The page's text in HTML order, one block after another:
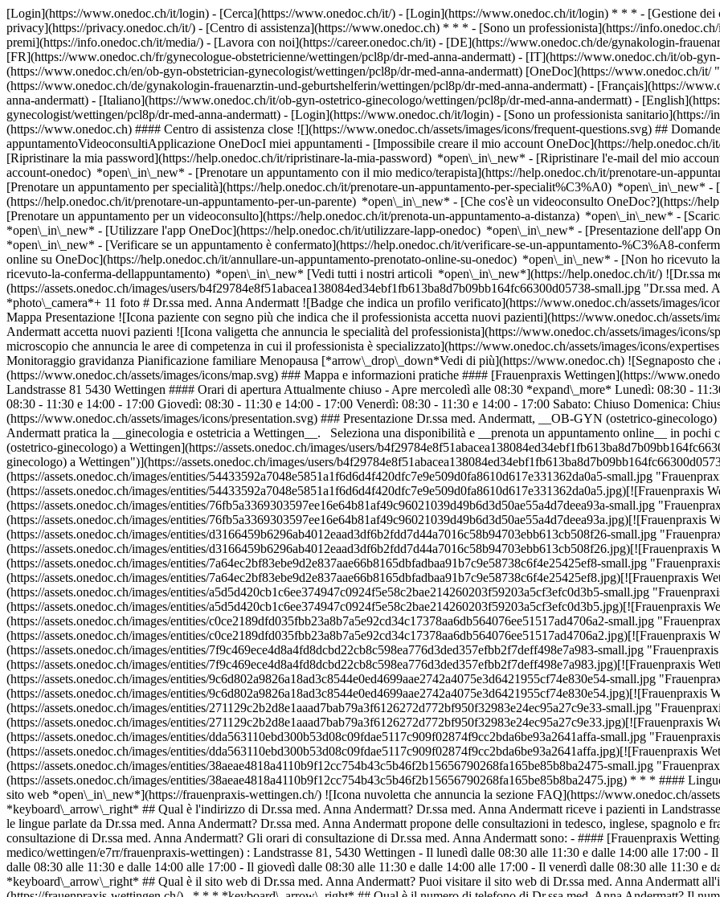
[Login](https://www.onedoc.ch/it/login) - [Cerca](https://www.onedoc.ch/it/) - [Login](https://www.onedoc.ch/it/login) * * * - [Gestione dei
privacy](https://privacy.onedoc.ch/it/) - [Centro di assistenza](https://www.onedoc.ch) * * * - [Sono un professionista](https://
premi](https://info.onedoc.ch/it/media/) - [Lavora con noi](https://career.onedoc.ch/it) - [DE](https://www.onedoc.ch/de/gynakologin-
[FR](https://www.onedoc.ch/fr/gynecologue-obstetricienne/wettingen/pcl8p/dr-med-anna-andermatt) - [IT](https://www.onedoc.ch/it/ob-
(https://www.onedoc.ch/en/ob-gyn-obstetrician-gynecologist/wettingen/pcl8p/dr-med-anna-andermatt) [OneDoc](https://www.onedoc.ch/it/
(https://www.onedoc.ch/de/gynakologin-frauenarztin-und-geburtshelferin/wettingen/pcl8p/dr-med-anna-andermatt) - [Français](https://
anna-andermatt) - [Italiano](https://www.onedoc.ch/it/ob-gyn-ostetrico-ginecologo/wettingen/pcl8p/dr-med-anna-andermatt) -
gynecologist/wettingen/pcl8p/dr-med-anna-andermatt) - [Login](https://www.onedoc.ch/it/login) - [Sono un professionista sanitario](https://
(https://www.onedoc.ch) #### Centro di assistenza close ![](https://www.onedoc.ch/assets/images/icons/frequent-questions.svg) ##
appuntamentoVideoconsultiApplicazione OneDocI miei appuntamenti - [Impossibile creare il mio account OneDoc](https://
[Ripristinare la mia password](https://help.onedoc.ch/it/ripristinare-la-mia-password) *open\_in\_new* - [Ripristinare l'e-mail del mio
account-onedoc) *open\_in\_new* - [Prenotare un appuntamento con il mio medico/terapista](https://help.onedoc.ch/it/prenotare-un-
[Prenotare un appuntamento per specialità](https://help.onedoc.ch/it/prenotare-un-appuntamento-per-specialit%C3%A0) *open\_in\_new* -
(https://help.onedoc.ch/it/prenotare-un-appuntamento-per-un-parente) *open\_in\_new* - [Che cos'è un videoconsulto OneDoc?](https://
[Prenotare un appuntamento per un videoconsulto](https://help.onedoc.ch/it/prenota-un-appuntamento-a-distanza) *open\_in\_new* -
*open\_in\_new* - [Utilizzare l'app OneDoc](https://help.onedoc.ch/it/utilizzare-lapp-onedoc) *open\_in\_new* - [Presentazione dell'app
*open\_in\_new* - [Verificare se un appuntamento è confermato](https://help.onedoc.ch/it/verificare-se-un-appuntamento-%C3%A8-confermato) *open\_in\_new* - [Annullare un appuntamento prenotato online su OneDoc](https://help.onedoc.ch/it/annullare-un-appuntamento-prenotato-online-su-onedoc) *open\_in\_new* - [Non ho ricevuto la conferma dell'appuntamento](https://help.onedoc.ch/it/non-ho-ricevuto-la-conferma-dellappuntamento) *open\_in\_new* [Vedi tutti i nostri articoli *open\_in\_new*](https://help.onedoc.ch/it/) ![Dr.ssa med. Andermatt, OB-GYN (ostetrico-ginecologo) a Wettingen](https://assets.onedoc.ch/images/users/b4f29784e8f51abacea138084ed34ebf1fb613ba8d7b09bb164fc66300d05738-small.jpg "Dr.ssa med. Andermatt, OB-GYN (ostetrico-ginecologo) a Wettingen") *photo\_camera*+ 11 foto # Dr.ssa med. Anna Andermatt ![Badge che indica un profilo verificato](https://www.onedoc.ch/assets/images/icons/checkmark.svg) ## OB-GYN (ostetrico-ginecologo) Riassunto Mappa Presentazione ![Icona paziente con segno più che indica che il professionista accetta nuovi pazienti](https://www.onedoc.ch/assets/images/icons/new-patients.svg) ### Pazienti accettati Dr.ssa med. Anna Andermatt accetta nuovi pazienti ![Icona valigetta che annuncia le specialità del professionista](https://www.onedoc.ch/assets/images/icons/specialties.svg) ### Specialità Ginecologia e ostetricia ![Icona microscopio che annuncia le aree di competenza in cui il professionista è specializzato](https://www.onedoc.ch/assets/images/icons/expertises.svg) ### Competenze Virus del papilloma umano (HPV) | PAP test Monitoraggio gravidanza Pianificazione familiare Menopausa [*arrow\_drop\_down*Vedi di più](https://www.onedoc.ch) ![Segnaposto che annuncia la mappa e le informazioni di accesso dello studio](https://www.onedoc.ch/assets/images/icons/map.svg) ### Mappa e informazioni pratiche #### [Frauenpraxis Wettingen](https://www.onedoc.ch/it/studio-medico/wettingen/e7rr/frauenpraxis-wettingen) Landstrasse 81 5430 Wettingen #### Orari di apertura Attualmente chiuso - Apre mercoledì alle 08:30 *expand\_more* Lunedì: 08:30 - 11:30 e 14:00 - 17:00 Martedì: 08:30 - 11:30 e 14:00 - 17:00 Mercoledì: 08:30 - 11:30 e 14:00 - 17:00 Giovedì: 08:30 - 11:30 e 14:00 - 17:00 Venerdì: 08:30 - 11:30 e 14:00 - 17:00 Sabato: Chiuso Domenica: Chiuso ![Icona documento che annuncia la presentazione dello studio](https://www.onedoc.ch/assets/images/icons/presentation.svg) ### Presentazione Dr.ssa med. Andermatt, __OB-GYN (ostetrico-ginecologo) a Wettingen__, vi accoglie in Landstrasse 81. Dr.ssa med. Andermatt pratica la __ginecologia e ostetricia a Wettingen__. Seleziona una disponibilità e __prenota un appuntamento online__ in pochi clic con Dr.ssa med. Andermatt. [![Dr.ssa med. Andermatt, OB-GYN (ostetrico-ginecologo) a Wettingen](https://assets.onedoc.ch/images/users/b4f29784e8f51abacea138084ed34ebf1fb613ba8d7b09bb164fc66300d05738-small.jpg "Dr.ssa med. Andermatt, OB-GYN (ostetrico-ginecologo) a Wettingen")](https://assets.onedoc.ch/images/users/b4f29784e8f51abacea138084ed34ebf1fb613ba8d7b09bb164fc66300d05738.jpg)[![Frauenpraxis Wettingen, studio medico a Wettingen](https://assets.onedoc.ch/images/entities/54433592a7048e5851a1f6d6d4f420dfc7e9e509d0fa8610d617e331362da0a5-small.jpg "Frauenpraxis Wettingen, studio medico a Wettingen")](https://assets.onedoc.ch/images/entities/54433592a7048e5851a1f6d6d4f420dfc7e9e509d0fa8610d617e331362da0a5.jpg)[![Frauenpraxis Wettingen, studio medico a Wettingen](https://assets.onedoc.ch/images/entities/76fb5a3369303597ee16e64b81af49c96021039d49b6d3d50ae55a4d7deea93a-small.jpg "Frauenpraxis Wettingen, studio medico a Wettingen")](https://assets.onedoc.ch/images/entities/76fb5a3369303597ee16e64b81af49c96021039d49b6d3d50ae55a4d7deea93a.jpg)[![Frauenpraxis Wettingen, studio medico a Wettingen](https://assets.onedoc.ch/images/entities/d3166459b6296ab4012eaad3df6b2fdd7d44a7016c58b94703ebb613cb508f26-small.jpg "Frauenpraxis Wettingen, studio medico a Wettingen")](https://assets.onedoc.ch/images/entities/d3166459b6296ab4012eaad3df6b2fdd7d44a7016c58b94703ebb613cb508f26.jpg)[![Frauenpraxis Wettingen, studio medico a Wettingen](https://assets.onedoc.ch/images/entities/7a64ec2bf83ebe9d2e837aae66b8165dbfadbaa91b7c9e58738c6f4e25425ef8-small.jpg "Frauenpraxis Wettingen, studio medico a Wettingen")](https://assets.onedoc.ch/images/entities/7a64ec2bf83ebe9d2e837aae66b8165dbfadbaa91b7c9e58738c6f4e25425ef8.jpg)[![Frauenpraxis Wettingen, studio medico a Wettingen](https://assets.onedoc.ch/images/entities/a5d5d420cb1c6ee374947c0924f5e58c2bae214260203f59203a5cf3efc0d3b5-small.jpg "Frauenpraxis Wettingen, studio medico a Wettingen")](https://assets.onedoc.ch/images/entities/a5d5d420cb1c6ee374947c0924f5e58c2bae214260203f59203a5cf3efc0d3b5.jpg)[![Frauenpraxis Wettingen, studio medico a Wettingen](https://assets.onedoc.ch/images/entities/c0ce2189dfd035fbb23a8b7a5e92cd34c17378aa6db564076ee51517ad4706a2-small.jpg "Frauenpraxis Wettingen, studio medico a Wettingen")](https://assets.onedoc.ch/images/entities/c0ce2189dfd035fbb23a8b7a5e92cd34c17378aa6db564076ee51517ad4706a2.jpg)[![Frauenpraxis Wettingen, studio medico a Wettingen](https://assets.onedoc.ch/images/entities/7f9c469ece4d8a4fd8dcbd22cb8c598ea776d3ded357efbb2f7deff498e7a983-small.jpg "Frauenpraxis Wettingen, studio medico a Wettingen")](https://assets.onedoc.ch/images/entities/7f9c469ece4d8a4fd8dcbd22cb8c598ea776d3ded357efbb2f7deff498e7a983.jpg)[![Frauenpraxis Wettingen, studio medico a Wettingen](https://assets.onedoc.ch/images/entities/9c6d802a9826a18ad3c8544e0ed4699aae2742a4075e3d6421955cf74e830e54-small.jpg "Frauenpraxis Wettingen, studio medico a Wettingen")](https://assets.onedoc.ch/images/entities/9c6d802a9826a18ad3c8544e0ed4699aae2742a4075e3d6421955cf74e830e54.jpg)[![Frauenpraxis Wettingen, studio medico a Wettingen](https://assets.onedoc.ch/images/entities/271129c2b2d8e1aaad7bab79a3f6126272d772bf950f32983e24ec95a27c9e33-small.jpg "Frauenpraxis Wettingen, studio medico a Wettingen")](https://assets.onedoc.ch/images/entities/271129c2b2d8e1aaad7bab79a3f6126272d772bf950f32983e24ec95a27c9e33.jpg)[![Frauenpraxis Wettingen, studio medico a Wettingen](https://assets.onedoc.ch/images/entities/dda563110ebd300b53d08c09fdae5117c909f02874f9cc2bda6be93a2641affa-small.jpg "Frauenpraxis Wettingen, studio medico a Wettingen")](https://